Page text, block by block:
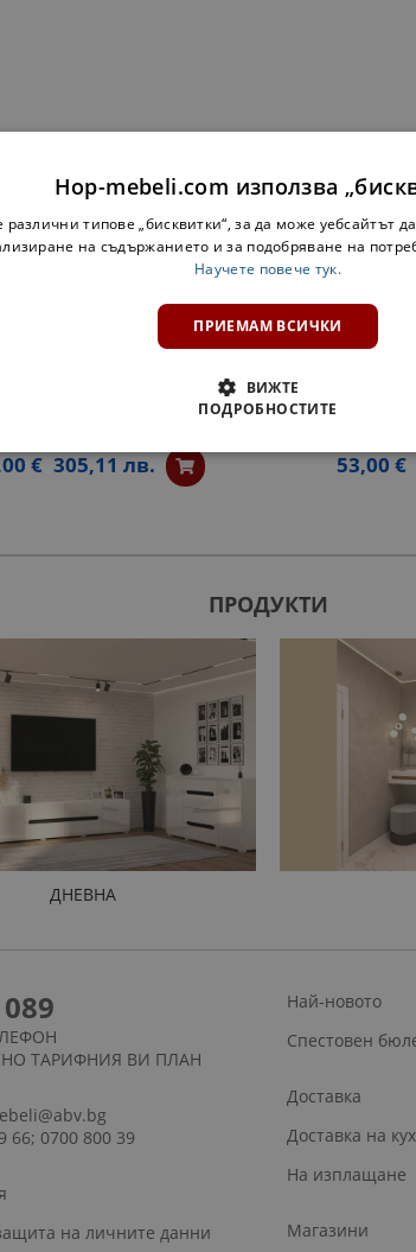
€ 305,11 лв. 53,00 €
ПРОДУКТИ
ДНЕВНА
ТАРИФНИЯ ВИ ПЛАН
66; 0700 800 39
на личните данни
Най-новото
Спестовен
Доставка
Доставка на
На изплащане
Магазини
Hop-mebeli.com използва
различни типове „бисквитки“, за да може уебсайтът
на съдържанието и за подобряване на
Научете повече тук.
ПРИЕМАМ ВСИЧКИ
ВИЖТЕ
ПОДРОБНОСТИТЕ